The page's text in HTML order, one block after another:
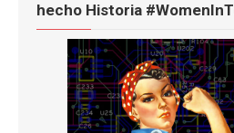
hecho Historia